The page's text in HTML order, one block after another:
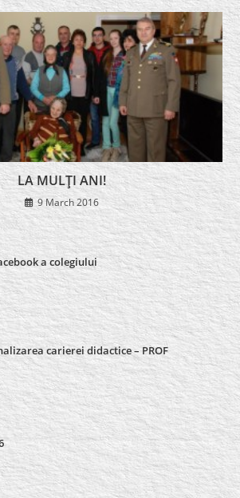
LA MULŢI ANI!
9 March 2016
a colegiului
carierei didactice – PROF